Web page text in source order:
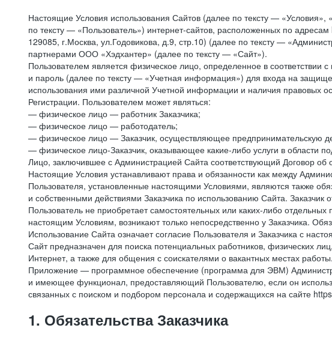
Настоящие Условия использования Сайтов (далее по тексту —
по тексту — «Пользователь») интернет-сайтов, расположенных по
129085, г.Москва, ул.Годовикова, д.9, стр.10) (далее по тексту —
партнерами ООО «Хэдхантер» (далее по тексту — «Сайт»).
Пользователем является физическое лицо, определенное в
и пароль (далее по тексту — «Учетная информация») для входа на
использования ими различной Учетной информации и наличия правовых
Регистрации. Пользователем может являться:
— физическое лицо — работник Заказчика;
— физическое лицо — работодатель;
— физическое лицо — Заказчик, осуществляющее предпринимательскую
— физическое лицо-Заказчик, оказывающее какие-либо услуги в области
Лицо, заключившее с Администрацией Сайта соответствующий Договор об
Настоящие Условия устанавливают права и обязанности как между
Пользователя, установленные настоящими Условиями, являются также
и собственными действиями Заказчика по использованию Сайта.
Пользователь не приобретает самостоятельных или каких-либо
настоящим Условиям, возникают только непосредственно у Заказчика.
Использование Сайта означает согласие Пользователя и Заказчика с
Сайт предназначен для поиска потенциальных работников, физических
Интернет, а также для общения с соискателями о вакантных местах
Приложение — программное обеспечение (программа для ЭВМ)
и имеющее функционал, предоставляющий Пользователю, если он
связанных с поиском и подбором персонала и содержащихся на сайте
1. Обязательства Заказчика